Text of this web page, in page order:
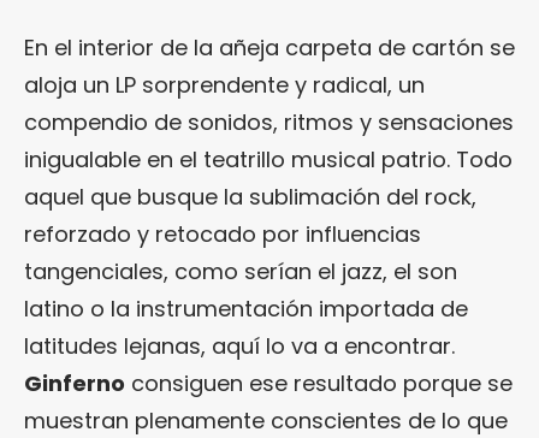
En el interior de la añeja carpeta de cartón se
aloja un LP sorprendente y radical, un
compendio de sonidos, ritmos y sensaciones
inigualable en el teatrillo musical patrio. Todo
aquel que busque la sublimación del rock,
reforzado y retocado por influencias
tangenciales, como serían el jazz, el son
latino o la instrumentación importada de
latitudes lejanas, aquí lo va a encontrar.
Ginferno consiguen ese resultado porque se
muestran plenamente conscientes de lo que